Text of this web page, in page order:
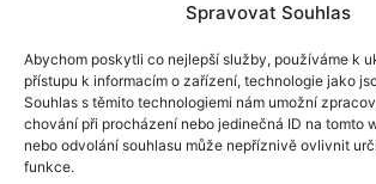
Spravovat Souhlas
Abychom poskytli co nejlepší služby, používáme k
přístupu k informacím o zařízení, technologie jako
Souhlas s těmito technologiemi nám umožní
chování při procházení nebo jedinečná ID na tomto
nebo odvolání souhlasu může nepříznivě ovlivnit
funkce.
Provozovatel webu Islámská nadace v
198 00 Praha 9 - Kyje
Kontaktujte nás: